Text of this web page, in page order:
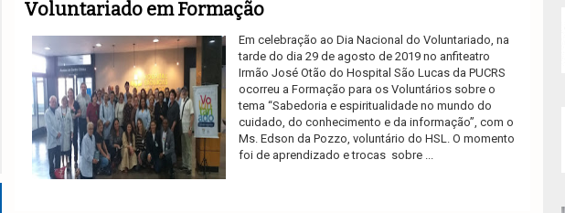
Voluntariado em Formação
Em celebração ao Dia Nacional do Voluntariado, na
tarde do dia 29 de agosto de 2019 no anfiteatro
Irmão José Otão do Hospital São Lucas da PUCRS
ocorreu a Formação para os Voluntários sobre o
tema “Sabedoria e espiritualidade no mundo do
cuidado, do conhecimento e da informação”, com o
Ms. Edson da Pozzo, voluntário do HSL. O momento
foi de aprendizado e trocas sobre ...